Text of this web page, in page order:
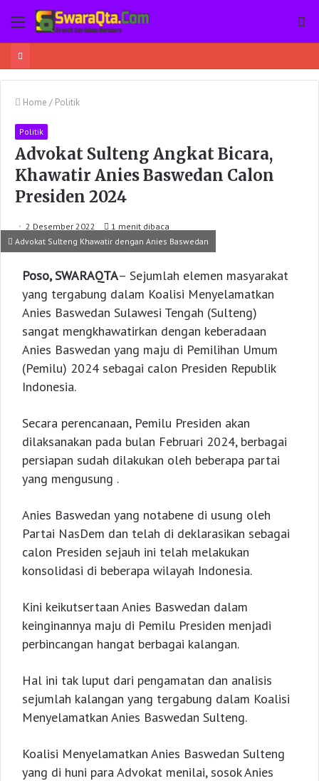
Menu
Home / Politik
Politik
Advokat Sulteng Angkat Bicara,
Khawatir Anies Baswedan Calon
Presiden 2024
2 Desember 2022
1 menit dibaca
Advokat Sulteng Khawatir dengan Anies Baswedan
Poso, SWARAQTA– Sejumlah elemen masyarakat
yang tergabung dalam Koalisi Menyelamatkan
Anies Baswedan Sulawesi Tengah (Sulteng)
sangat mengkhawatirkan dengan keberadaan
Anies Baswedan yang maju di Pemilihan Umum
(Pemilu) 2024 sebagai calon Presiden Republik
Indonesia.
Secara perencanaan, Pemilu Presiden akan
dilaksanakan pada bulan Februari 2024, berbagai
persiapan sudah dilakukan oleh beberapa partai
yang mengusung .
Anies Baswedan yang notabene di usung oleh
Partai NasDem dan telah di deklarasikan sebagai
calon Presiden sejauh ini telah melakukan
konsolidasi di beberapa wilayah Indonesia.
Kini keikutsertaan Anies Baswedan dalam
keinginannya maju di Pemilu Presiden menjadi
perbincangan hangat berbagai kalangan.
Hal ini tak luput dari pengamatan dan analisis
sejumlah kalangan yang tergabung dalam Koalisi
Menyelamatkan Anies Baswedan Sulteng.
Koalisi Menyelamatkan Anies Baswedan Sulteng
yang di huni para Advokat menilai, sosok Anies